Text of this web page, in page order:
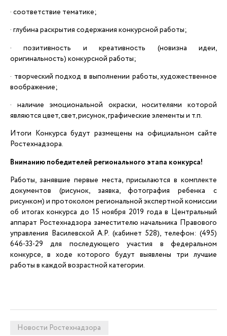
· соответствие тематике;
· глубина раскрытия содержания конкурсной работы;
· позитивность и креативность (новизна идеи,
оригинальность) конкурсной работы;
· творческий подход в выполнении работы, художественное
воображение;
· наличие эмоциональной окраски, носителями которой
являются цвет, свет, рисунок, графические элементы и т.п.
Итоги Конкурса будут размещены на официальном сайте
Ростехнадзора.
Вниманию победителей регионального этапа конкурса!
Работы, занявшие первые места, присылаются в комплекте
документов (рисунок, заявка, фотография ребенка с
рисунком) и протоколом региональной экспертной комиссии
об итогах конкурса до 15 ноября 2019 года в Центральный
аппарат Ростехнадзора заместителю начальника Правового
управления Василевской А.Р. (кабинет 528), телефон: (495)
646-33-29 для последующего участия в федеральном
конкурсе, в ходе которого будут выявлены три лучшие
работы в каждой возрастной категории.
Новости Ростехнадзора